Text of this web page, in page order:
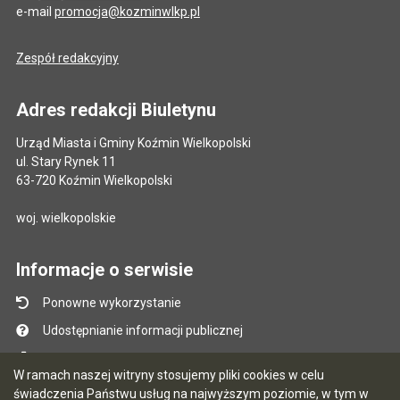
W ramach naszej witryny stosujemy pliki cookies w celu
świadczenia Państwu usług na najwyższym poziomie, w tym w
e-mail promocja@kozminwlkp.pl
Zespół redakcyjny
Adres redakcji Biuletynu
Urząd Miasta i Gminy Koźmin Wielkopolski
ul. Stary Rynek 11
63-720 Koźmin Wielkopolski
woj. wielkopolskie
Informacje o serwisie
Ponowne wykorzystanie
Udostępnianie informacji publicznej
Instrukcja obsługi